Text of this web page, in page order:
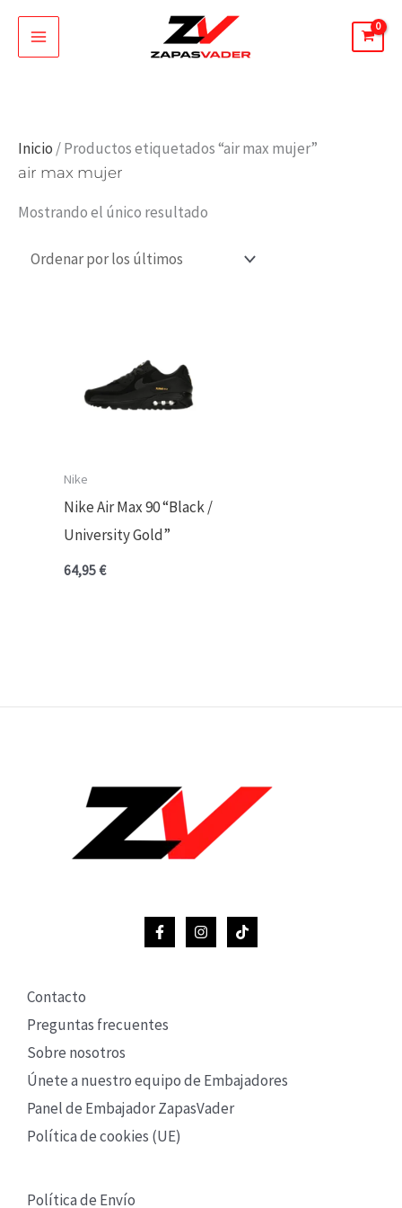
Inicio / Productos etiquetados “air max mujer”
air max mujer
Mostrando el único resultado
Nike
Nike Air Max 90 “Black /
University Gold”
64,95€
Contacto
Preguntas frecuentes
Sobre nosotros
Únete a nuestro equipo de Embajadores
Panel de Embajador ZapasVader
Política de cookies (UE)
Política de Envío